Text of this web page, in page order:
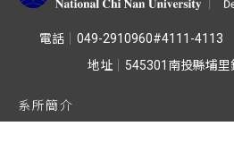
電話 049-2910960#4111-4113
地址
545301南投縣埔
系所簡介